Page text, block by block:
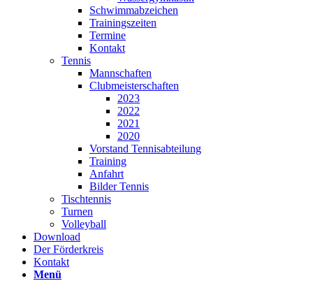
Schwimmabzeichen
Trainingszeiten
Termine
Kontakt
Tennis
Mannschaften
Clubmeisterschaften
2023
2022
2021
2020
Vorstand Tennisabteilung
Training
Anfahrt
Bilder Tennis
Tischtennis
Turnen
Volleyball
Download
Der Förderkreis
Kontakt
Menü